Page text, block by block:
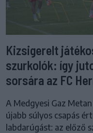
Kizsigerelt
szurkolók: így
sorsára az FC
A Medgyesi Gaz
újabb súlyos csapás
labdarúgást: az előző